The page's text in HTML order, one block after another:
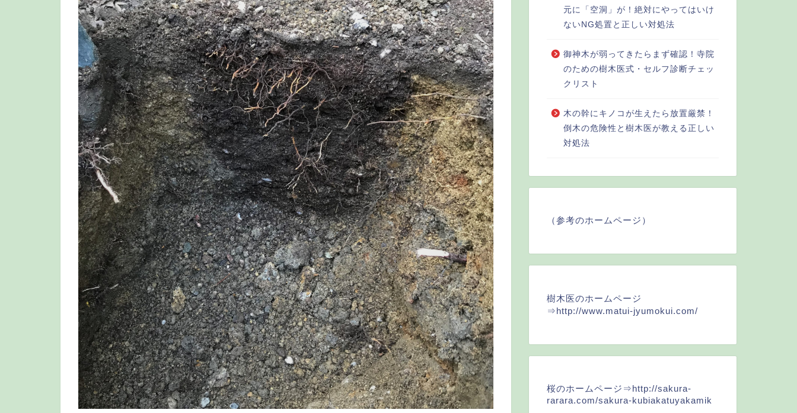
元に「空洞」が！絶対にやってはいけ
ないNG処置と正しい対処法
御神木が弱ってきたらまず確認！寺院
のための樹木医式・セルフ診断チェッ
クリスト
木の幹にキノコが生えたら放置厳禁！
倒木の危険性と樹木医が教える正しい
対処法
（参考のホームページ）
樹木医のホームページ
⇒http://www.matui-jyumokui.com/
桜のホームページ⇒http://sakura-
rarara.com/sakura-kubiakatuyakamik